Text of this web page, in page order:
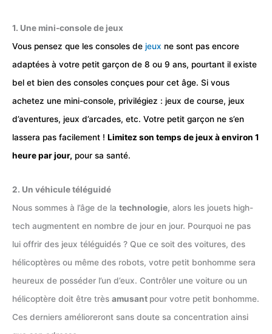
1. Une mini-console de jeux
Vous pensez que les consoles de jeux ne sont pas encore
adaptées à votre petit garçon de 8 ou 9 ans, pourtant il existe
bel et bien des consoles conçues pour cet âge. Si vous
achetez une mini-console, privilégiez : jeux de course, jeux
d’aventures, jeux d’arcades, etc. Votre petit garçon ne s’en
lassera pas facilement ! Limitez son temps de jeux à environ 1
heure par jour, pour sa santé.
2. Un véhicule téléguidé
Nous sommes à l’âge de la technologie, alors les jouets high-
tech augmentent en nombre de jour en jour. Pourquoi ne pas
lui offrir des jeux téléguidés ? Que ce soit des voitures, des
hélicoptères ou même des robots, votre petit bonhomme sera
heureux de posséder l’un d’eux. Contrôler une voiture ou un
hélicoptère doit être très amusant pour votre petit bonhomme.
Ces derniers amélioreront sans doute sa concentration ainsi